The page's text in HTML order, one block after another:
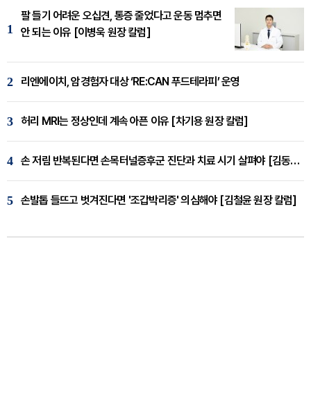
1
팔 들기 어려운 오십견, 통증 줄었다고 운동 멈추면
안 되는 이유 [이병욱 원장 칼럼]
2 리엔에이치, 암경험자 대상 ‘RE:CAN 푸드테라피’ 운영
3 허리 MRI는 정상인데 계속 아픈 이유 [차기용 원장 칼럼]
4 손 저림 반복된다면 손목터널증후군 진단과 치료 시기 살펴야 [김동현 원장 칼럼]
5 손발톱 들뜨고 벗겨진다면 '조갑박리증' 의심해야 [김철윤 원장 칼럼]